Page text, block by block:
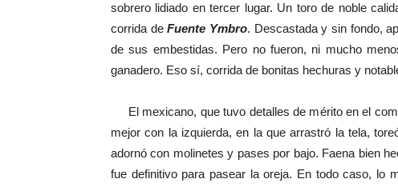
sobrero lidiado en tercer lugar. Un toro de noble
corrida deFuente Ymbro. Descastada y sin fondo,
de sus embestidas. Pero no fueron, ni mucho
ganadero. Eso sí, corrida de bonitas hechuras y
El mexicano, que tuvo detalles de mérito en el
mejor con la izquierda, en la que arrastró la tela,
adornó con molinetes y pases por bajo. Faena bien
fue definitivo para pasear la oreja. En todo caso, lo